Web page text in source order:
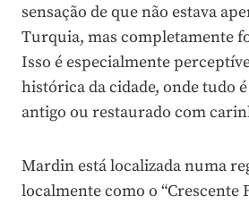
sensação de que não estava
Turquia, mas completamente
Isso é especialmente
histórica da cidade, onde tudo
antigo ou restaurado com
Mardin está localizada numa
localmente como o “Crescente